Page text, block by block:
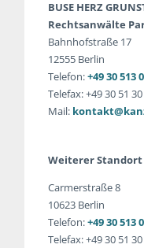
BUSE HERZ
Rechtsanwälte
Bahnhofstraße 17
12555 Berlin
Telefon:+49 30 513
Telefax: +49 30 51
Mail:
Weiterer
Carmerstraße 8
10623 Berlin
Telefon:+49 30 513
Telefax: +49 30 51